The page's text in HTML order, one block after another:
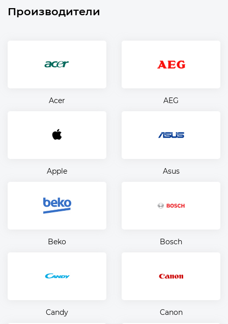
Производители
Acer AEG
Apple Asus
Beko Bosch
Candy Canon